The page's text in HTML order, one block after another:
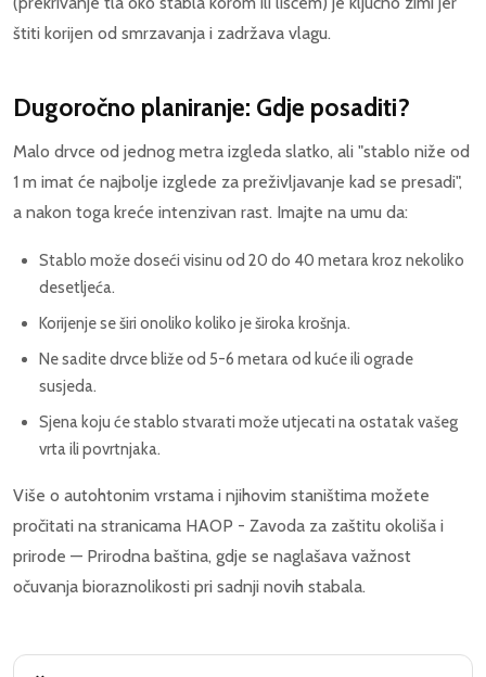
štiti korijen od smrzavanja i zadržava vlagu.
Dugoročno planiranje: Gdje posaditi?
Malo drvce od jednog metra izgleda slatko, ali "stablo niže od
1 m imat će najbolje izglede za preživljavanje kad se presadi",
a nakon toga kreće intenzivan rast. Imajte na umu da:
Stablo može doseći visinu od 20 do 40 metara kroz nekoliko
desetljeća.
Korijenje se širi onoliko koliko je široka krošnja.
Ne sadite drvce bliže od 5-6 metara od kuće ili ograde
susjeda.
Sjena koju će stablo stvarati može utjecati na ostatak vašeg
vrta ili povrtnjaka.
Više o autohtonim vrstama i njihovim staništima možete
pročitati na stranicama HAOP - Zavoda za zaštitu okoliša i
prirode — Prirodna baština, gdje se naglašava važnost
očuvanja bioraznolikosti pri sadnji novih stabala.